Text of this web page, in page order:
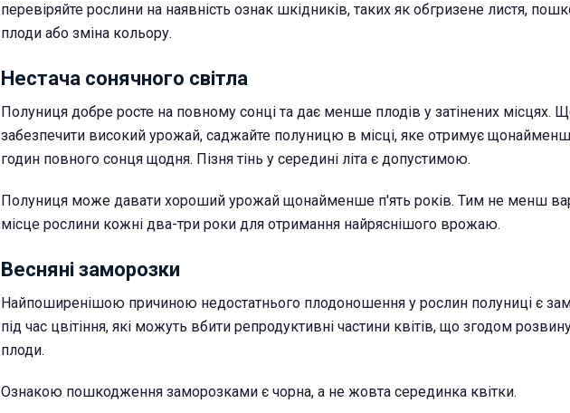
перевіряйте рослини на наявність ознак шкідників, таких як обгризене листя,
плоди або зміна кольору.
Нестача сонячного світла
Полуниця добре росте на повному сонці та дає менше плодів у затінених місцях.
забезпечити високий урожай, саджайте полуницю в місці, яке отримує
годин повного сонця щодня. Пізня тінь у середині літа є допустимою.
Полуниця може давати хороший урожай щонайменше п'ять років. Тим не менш
місце рослини кожні два-три роки для отримання найряснішого врожаю.
Весняні заморозки
Найпоширенішою причиною недостатнього плодоношення у рослин полуниці є
під час цвітіння, які можуть вбити репродуктивні частини квітів, що згодом
плоди.
Ознакою пошкодження заморозками є чорна, а не жовта серединка квітки.